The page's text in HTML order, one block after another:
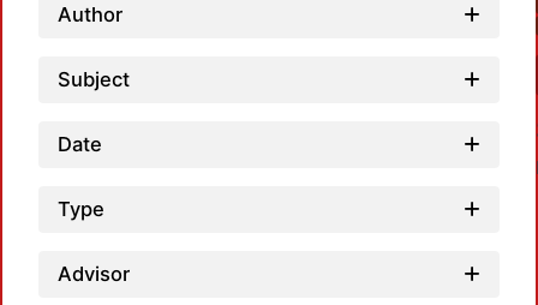
Author
Subject
Date
Type
Advisor